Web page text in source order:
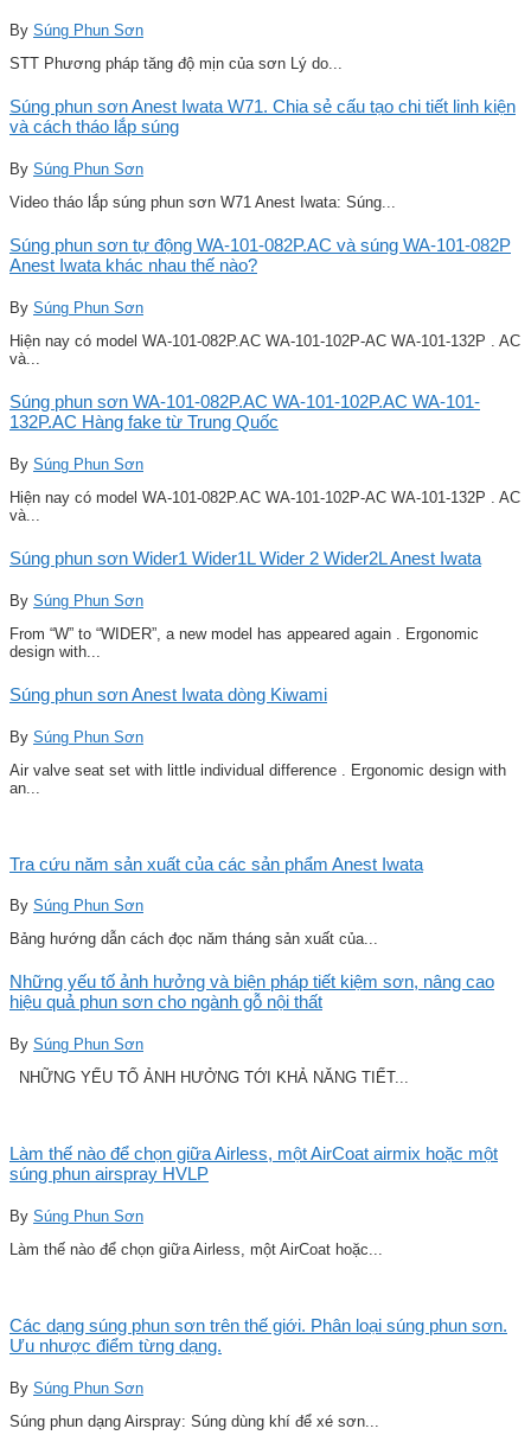
By Súng Phun Sơn
STT Phương pháp tăng độ mịn của sơn Lý do...
Súng phun sơn Anest Iwata W71. Chia sẻ cấu tạo chi tiết linh kiện
và cách tháo lắp súng
By Súng Phun Sơn
Video tháo lắp súng phun sơn W71 Anest Iwata: Súng...
Súng phun sơn tự động WA-101-082P.AC và súng WA-101-082P
Anest Iwata khác nhau thế nào?
By Súng Phun Sơn
Hiện nay có model WA-101-082P.AC WA-101-102P-AC WA-101-132P . AC
và...
Súng phun sơn WA-101-082P.AC WA-101-102P.AC WA-101-
132P.AC Hàng fake từ Trung Quốc
By Súng Phun Sơn
Hiện nay có model WA-101-082P.AC WA-101-102P-AC WA-101-132P . AC
và...
Súng phun sơn Wider1 Wider1L Wider 2 Wider2L Anest Iwata
By Súng Phun Sơn
From “W” to “WIDER”, a new model has appeared again . Ergonomic
design with...
Súng phun sơn Anest Iwata dòng Kiwami
By Súng Phun Sơn
Air valve seat set with little individual difference . Ergonomic design with
an...
Tra cứu năm sản xuất của các sản phẩm Anest Iwata
By Súng Phun Sơn
Bảng hướng dẫn cách đọc năm tháng sản xuất của...
Những yếu tố ảnh hưởng và biện pháp tiết kiệm sơn, nâng cao
hiệu quả phun sơn cho ngành gỗ nội thất
By Súng Phun Sơn
NHỮNG YẾU TỐ ẢNH HƯỞNG TỚI KHẢ NĂNG TIẾT...
Làm thế nào để chọn giữa Airless, một AirCoat airmix hoặc một
súng phun airspray HVLP
By Súng Phun Sơn
Làm thế nào để chọn giữa Airless, một AirCoat hoặc...
Các dạng súng phun sơn trên thế giới. Phân loại súng phun sơn.
Ưu nhược điểm từng dạng.
By Súng Phun Sơn
Súng phun dạng Airspray: Súng dùng khí để xé sơn...